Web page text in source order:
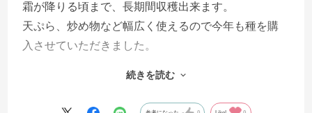
霜が降りる頃まで、長期間収穫出来ます。
天ぷら、炒め物など幅広く使えるので今年も種を購
入させていただきました。
て天ぷらで販売されてました。
続きを読む